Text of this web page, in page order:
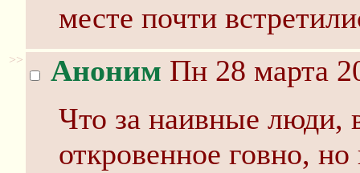
месте почти
>> Аноним Пн 28 марта
Что за наивные люди,
откровенное говно, но